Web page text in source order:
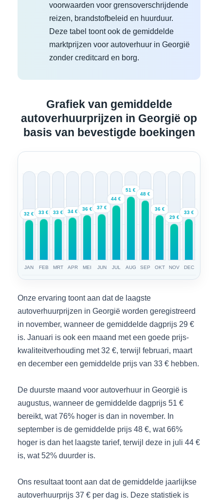
voorwaarden voor grensoverschrijdende
reizen, brandstofbeleid en huurduur.
Deze tabel toont ook de gemiddelde
marktprijzen voor autoverhuur in Georgië
zonder creditcard en borg.
Grafiek van gemiddelde
autoverhuurprijzen in Georgië op
basis van bevestigde boekingen
32 €
JAN
33 €
FEB
33 €
MRT
34 €
APR
36 €
MEI
37 €
JUN
44 €
JUL
51 €
AUG
48 €
SEP
36 €
OKT
29 €
NOV
33 €
DEC
Onze ervaring toont aan dat de laagste
autoverhuurprijzen in Georgië worden geregistreerd
in november, wanneer de gemiddelde dagprijs 29 €
is. Januari is ook een maand met een goede prijs-
kwaliteitverhouding met 32 €, terwijl februari, maart
en december een gemiddelde prijs van 33 € hebben.
De duurste maand voor autoverhuur in Georgië is
augustus, wanneer de gemiddelde dagprijs 51 €
bereikt, wat 76% hoger is dan in november. In
september is de gemiddelde prijs 48 €, wat 66%
hoger is dan het laagste tarief, terwijl deze in juli 44 €
is, wat 52% duurder is.
Ons resultaat toont aan dat de gemiddelde jaarlijkse
autoverhuurprijs 37 € per dag is. Deze statistiek is